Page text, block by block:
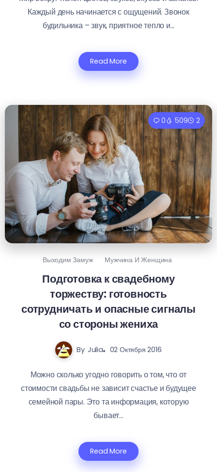
Каждый день начинается с ощущений. Звонок
будильника – звук, приятное тепло и...
Read More
0 509 2
Выходим Замуж Мужчина И Женщина
Подготовка к свадебному
торжеству: готовность
сотрудничать и опасные сигналы
со стороны жениха
By Julia 02 Октября 2016
Можно сколько угодно говорить о том, что от
стоимости свадьбы не зависит счастье и будущее
семейной пары. Это та информация, которую
бывает...
Read More